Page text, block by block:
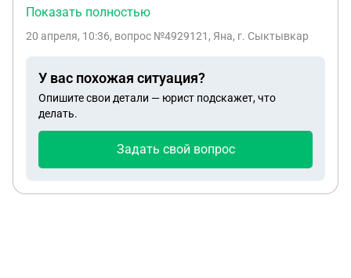
естественно уже закончился. До февраля 2026
механика-водителя, и вдруг его переводят на
гранатометчиком, в роте наблюдения (за
точность не ручаюсь), сегодня позвонил сказал
что едет в тренировочный лагерь, потом отправят
отказаться? Якобы если контракт подписан до
нашла. Могут ли быть какие-то еще законные
Показать полностью
20 апреля, 10:36, вопрос №4929121, Яна, г. Сыктывкар
У вас похожая ситуация?
Опишите свои детали — юрист подскажет, что
делать.
Задать свой вопрос